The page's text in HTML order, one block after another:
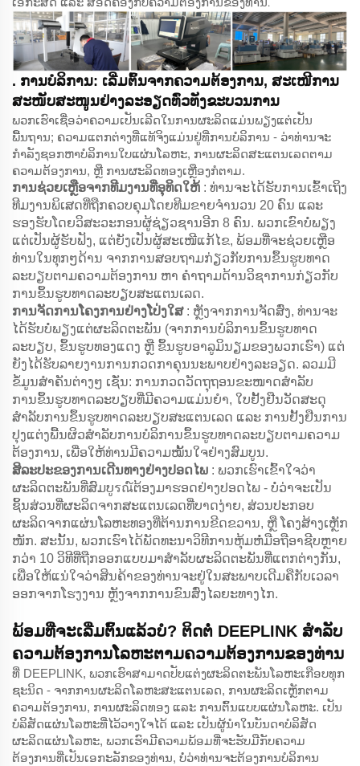
. ການບໍລິການ: ເລີ່ມຕົ້ນຈາກຄວາມຕ້ອງການ, ສະເໜີການ
ສະໜັບສະໜູນຢ່າງລະອຽດທົ່ວທັງຂະບວນການ
ພວກເຮົາເຊື່ອວ່າຄວາມເປັນເລີດໃນການຜະລິດແມ່ນພຽງແຕ່ເປັນ
ພື້ນຖານ; ຄວາມແຕກຕ່າງທີ່ແທ້ຈິງແມ່ນຢູ່ທີ່ການບໍລິການ - ວ່າທ່ານຈະ
ກຳລັງຊອກຫາບໍລິການໃບແຜ່ນໂລຫະ, ການຜະລິດສະແຕນເລດຕາມ
ຄວາມຕ້ອງການ, ຫຼື ການຜະລິດທອງເຫຼືອງກໍຕາມ.
ການຊ່ວຍເຫຼືອຈາກທີມງານທີ່ອຸທິດໃຫ້ : ທ່ານຈະໄດ້ຮັບການເຂົ້າເຖິງ
ທີມງານພິເສດທີ່ຖືກຄວບຄຸມໂດຍທີມຂາຍຈຳນວນ 20 ຄົນ ແລະ
ຮອງຮັບໂດຍວິສະວະກອນຜູ້ຊ່ຽວຊານອີກ 8 ຄົນ. ພວກເຂົາບໍ່ພຽງ
ແຕ່ເປັນຜູ້ຮັບຟັງ, ແຕ່ຍັງເປັນຜູ້ສະເໜີແກ້ໄຂ, ພ້ອມທີ່ຈະຊ່ວຍເຫຼືອ
ທ່ານໃນທຸກໆດ້ານ ຈາກການສອບຖາມກ່ຽວກັບການຂຶ້ນຮູບທາດ
ລະບຽບຕາມຄວາມຕ້ອງການ ຫາ ຄຳຖາມດ້ານວິຊາການກ່ຽວກັບ
ການຂຶ້ນຮູບທາດລະບຽບສະແຕນເລດ.
ການຈັດການໂຄງການຢ່າງໂປ່ງໃສ : ຫຼັງຈາກການຈັດສົ່ງ, ທ່ານຈະ
ໄດ້ຮັບບໍ່ພຽງແຕ່ຜະລິດຕະພັນ (ຈາກການບໍລິການຂຶ້ນຮູບທາດ
ລະບຽບ, ຂຶ້ນຮູບທອງແດງ ຫຼື ຂຶ້ນຮູບອາລູມິນຽມຂອງພວກເຮົາ) ແຕ່
ຍັງໄດ້ຮັບລາຍງານການກວດກາຄຸນນະພາບຢ່າງລະອຽດ. ລວມມີ
ຂໍ້ມູນສຳຄັນຕ່າງໆ ເຊັ່ນ: ການກວດວັດຖຸຖອນຂະໜາດສຳລັບ
ການຂຶ້ນຮູບທາດລະບຽບທີ່ມີຄວາມແມ່ນຍຳ, ໃບຢັ້ງຢືນວັດສະດຸ
ສຳລັບການຂຶ້ນຮູບທາດລະບຽບສະແຕນເລດ ແລະ ການຢັ້ງຢືນການ
ປຸງແຕ່ງພື້ນຜິວສຳລັບການບໍລິການຂຶ້ນຮູບທາດລະບຽບຕາມຄວາມ
ຕ້ອງການ, ເພື່ອໃຫ້ທ່ານມີຄວາມໝັ້ນໃຈຢ່າງສົມບູນ.
ສິລະປະຂອງການເດີນທາງຢ່າງປອດໄພ : ພວກເຮົາເຂົ້າໃຈວ່າ
ຜະລິດຕະພັນທີ່ສົມບູรณ໌ຕ້ອງມາຮອດຢ່າງປອດໄພ - ບໍ່ວ່າຈະເປັນ
ຊິ້ນສ່ວນທີ່ຜະລິດຈາກສະແຕນເລດທີ່ບາດງ່າຍ, ສ່ວນປະກອບ
ຜະລິດຈາກແຜ່ນໂລຫະທອງທີ່ຕ້ານການຂີດຂວານ, ຫຼື ໂຄງສ້າງເຫຼັກ
ໜັກ. ສະນັ້ນ, ພວກເຮົາໄດ້ພັດທະນາວິທີການຫຸ້ມຫໍ່ມືອຖືອາຊີບຫຼາຍ
ກວ່າ 10 ວິທີທີ່ຖືກອອກແບບມາສຳລັບຜະລິດຕະພັນທີ່ແຕກຕ່າງກັນ,
ເພື່ອໃຫ້ແນ່ໃຈວ່າສິນຄ້າຂອງທ່ານຈະຢູ່ໃນສະພາບເດີມຄືກັບເວລາ
ອອກຈາກໂຮງງານ ຫຼັງຈາກການຂົນສົ່ງໄລຍະທາງໄກ.
ພ້ອມທີ່ຈະເລີ່ມຕົ້ນແລ້ວບໍ? ຕິດຕໍ່ DEEPLINK ສຳລັບ
ຄວາມຕ້ອງການໂລຫະຕາມຄວາມຕ້ອງການຂອງທ່ານ
ທີ່ DEEPLINK, ພວກເຮົາສາມາດປັບແຕ່ງຜະລິດຕະພັນໂລຫະເກືອບທຸກ
ຊະນິດ - ຈາກການຜະລິດໂລຫະສະແຕນເລດ, ການຜະລິດເຫຼັກຕາມ
ຄວາມຕ້ອງການ, ການຜະລິດທອງ ແລະ ການຕົ້ນແບບແຜ່ນໂລຫະ. ເປັນ
ບໍລິສັດແຜ່ນໂລຫະທີ່ໄວ້ວາງໃຈໄດ້ ແລະ ເປັນຜູ້ນຳໃນບັນດາບໍລິສັດ
ຜະລິດແຜ່ນໂລຫະ, ພວກເຮົາມີຄວາມພ້ອມທີ່ຈະຮັບມືກັບຄວາມ
ຕ້ອງການທີ່ເປັນເອກະລັກຂອງທ່ານ, ບໍ່ວ່າທ່ານຈະຕ້ອງການບໍລິການ